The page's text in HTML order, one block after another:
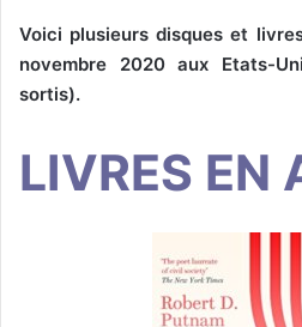
Voici plusieurs disques et
novembre 2020 aux Etats-
sortis).
LIVRES EN